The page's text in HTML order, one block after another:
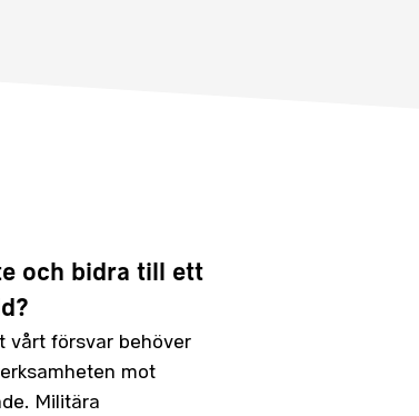
och bidra till ett
vårt försvar behöver
mot
Militära